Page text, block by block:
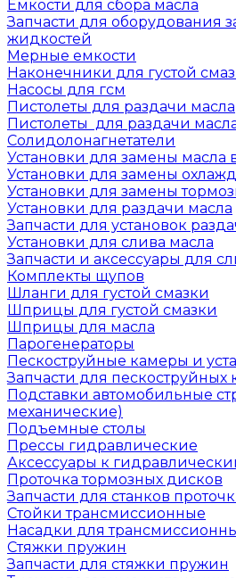
Емкости для сбора масла
Запчасти для оборудования
жидкостей
Мерные емкости
Наконечники для густой
Насосы для гсм
Пистолеты для раздачи масла
Пистолеты для раздачи
Солидолонагнетатели
Установки для замены масла
Установки для замены
Установки для замены
Установки для раздачи масла
Запчасти для установок
Установки для слива масла
Запчасти и аксессуары для
Комплекты щупов
Шланги для густой смазки
Шприцы для густой смазки
Шприцы для масла
Парогенераторы
Пескоструйные камеры и
Запчасти для пескоструйных
Подставки автомобильные
механические)
Подъемные столы
Прессы гидравлические
Аксессуары к
Проточка тормозных дисков
Запчасти для станков
Стойки трансмиссионные
Насадки для
Стяжки пружин
Запчасти для стяжки пружин